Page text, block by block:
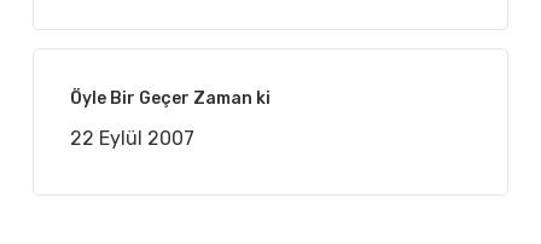
Öyle Bir Geçer Zaman ki
22 Eylül 2007